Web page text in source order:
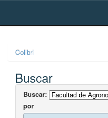
Skip
Colibri
Buscar
Buscar:
por